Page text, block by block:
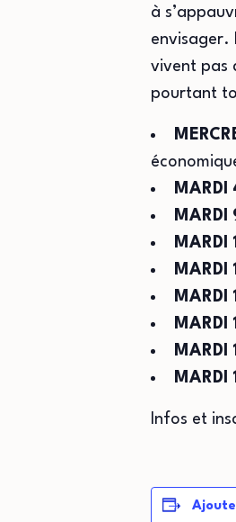
à
envisager.
vivent pas
pourtant
MARDI
MARDI
Infos et